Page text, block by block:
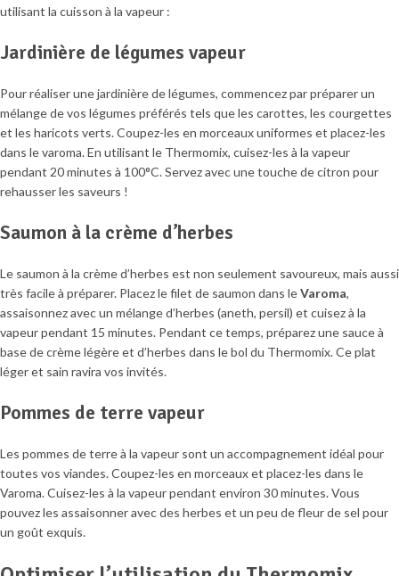
utilisant la cuisson à la vapeur :
Jardinière de légumes vapeur
Pour réaliser une jardinière de légumes, commencez par préparer un
mélange de vos légumes préférés tels que les carottes, les courgettes
et les haricots verts. Coupez-les en morceaux uniformes et placez-les
dans le varoma. En utilisant le Thermomix, cuisez-les à la vapeur
pendant 20 minutes à 100°C. Servez avec une touche de citron pour
rehausser les saveurs !
Saumon à la crème d’herbes
Le saumon à la crème d’herbes est non seulement savoureux, mais aussi
très facile à préparer. Placez le filet de saumon dans leVaroma,
assaisonnez avec un mélange d’herbes (aneth, persil) et cuisez à la
vapeur pendant 15 minutes. Pendant ce temps, préparez une sauce à
base de crème légère et d’herbes dans le bol du Thermomix. Ce plat
léger et sain ravira vos invités.
Pommes de terre vapeur
Les pommes de terre à la vapeur sont un accompagnement idéal pour
toutes vos viandes. Coupez-les en morceaux et placez-les dans le
Varoma. Cuisez-les à la vapeur pendant environ 30 minutes. Vous
pouvez les assaisonner avec des herbes et un peu de fleur de sel pour
un goût exquis.